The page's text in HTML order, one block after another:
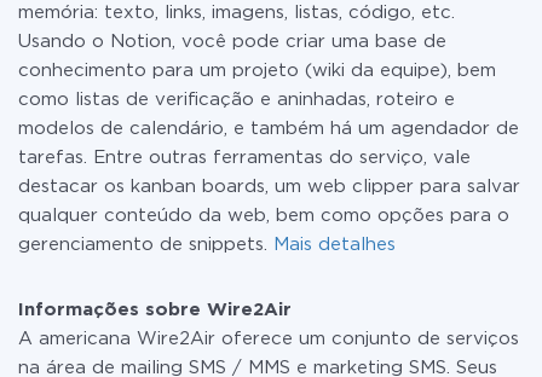
memória: texto, links, imagens, listas, código, etc.
Usando o Notion, você pode criar uma base de
conhecimento para um projeto (wiki da equipe), bem
como listas de verificação e aninhadas, roteiro e
modelos de calendário, e também há um agendador de
tarefas. Entre outras ferramentas do serviço, vale
destacar os kanban boards, um web clipper para salvar
qualquer conteúdo da web, bem como opções para o
gerenciamento de snippets.
Mais detalhes
Informações sobre Wire2Air
A americana Wire2Air oferece um conjunto de serviços
na área de mailing SMS / MMS e marketing SMS. Seus